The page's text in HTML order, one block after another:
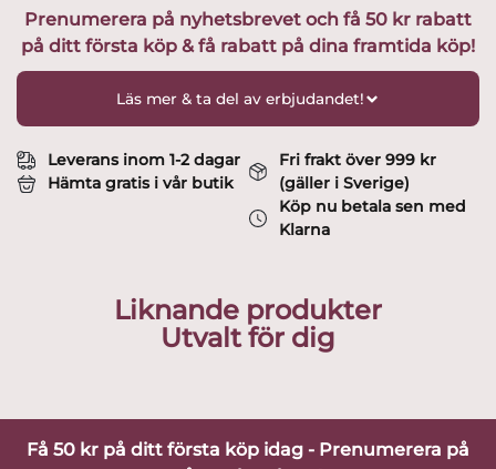
Prenumerera på nyhetsbrevet och få 50 kr rabatt
på ditt första köp & få rabatt på dina framtida köp!
Läs mer & ta del av erbjudandet!
Leverans inom 1-2 dagar
Hämta gratis i vår butik
Fri frakt över 999 kr
(gäller i Sverige)
Köp nu betala sen med
Klarna
Liknande produkter
Utvalt för dig
Få 50 kr på ditt första köp idag - Prenumerera på